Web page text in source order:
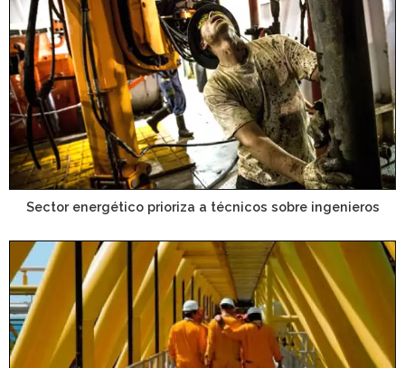
Sector energético prioriza a técnicos sobre ingenieros